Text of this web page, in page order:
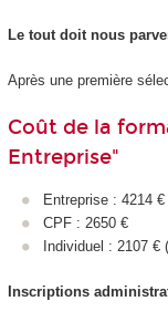
Le tout doit nous
Après une première
Coût de la
Entreprise"
Entreprise : 4214 €
CPF : 2650 €
Individuel : 2107 €
Inscriptions